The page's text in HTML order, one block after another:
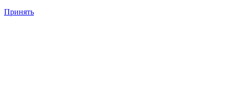
Принять